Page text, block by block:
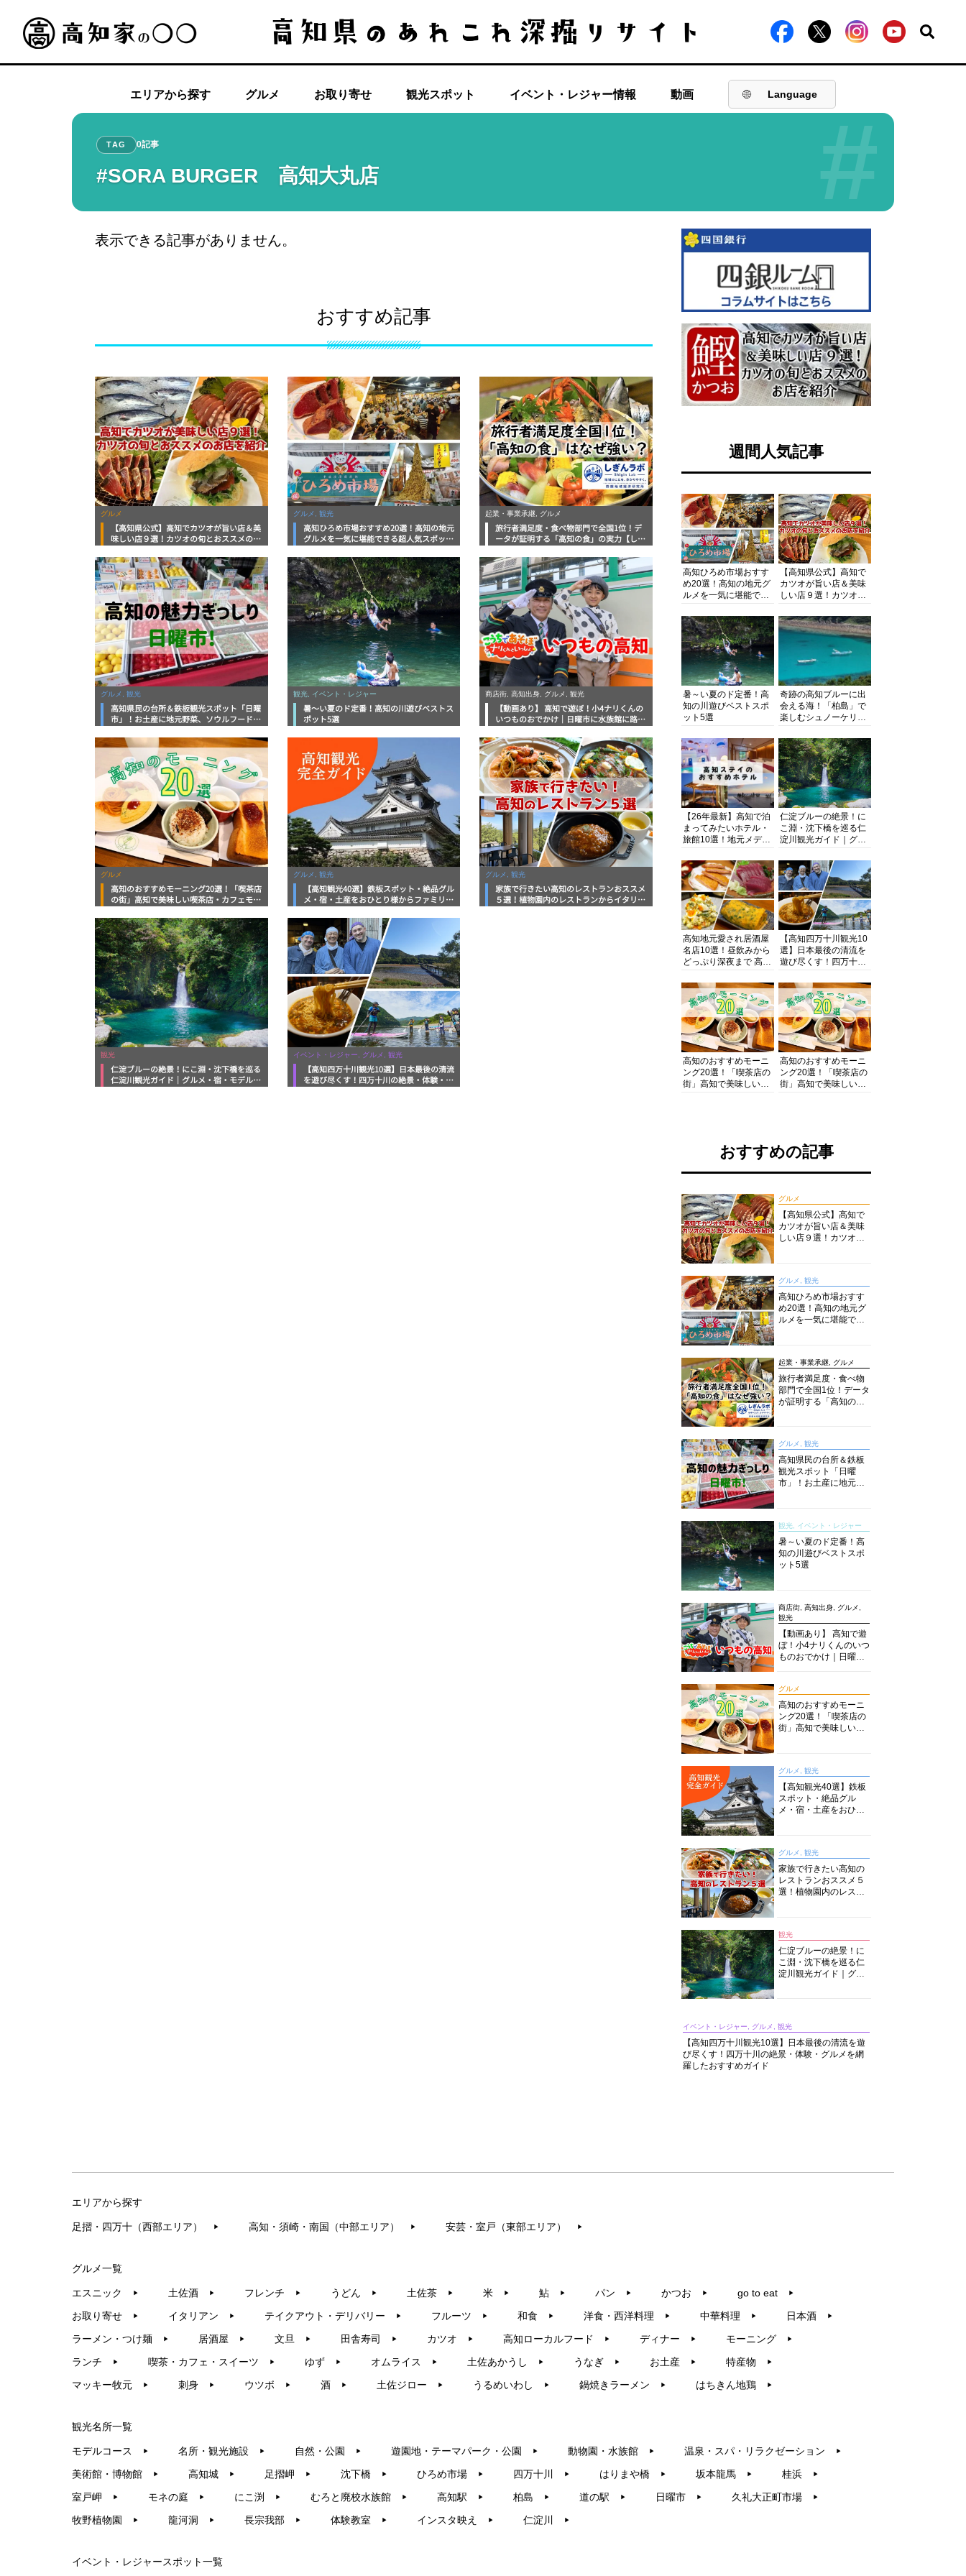
エリアから探す グルメ お取り寄せ 観光スポット イベント・レジャー情報 動画 Language
#
TAG 0記事
#SORA BURGER 高知大丸店
表示できる記事がありません。
おすすめ記事
グルメ
【高知県公式】高知でカツオが旨い店＆美
味しい店９選！カツオの旬とおススメのお
グルメ, 観光
高知ひろめ市場おすすめ20選！高知の地元
グルメを一気に堪能できる超人気スポット
起業・事業承継, グルメ
旅行者満足度・食べ物部門で全国1位！デ
ータが証明する「高知の食」の実力【しぎ
グルメ, 観光
高知県民の台所＆鉄板観光スポット「日曜
市」！お土産に地元野菜、ソウルフードま
底解説！
観光, イベント・レジャー
暑～い夏のド定番！高知の川遊びベストス
ポット5選
商店街, 高知出身, グルメ, 観光
【動画あり】 高知で遊ぼ！小4ナリくんの
いつものおでかけ｜日曜市に水族館に路面
グルメ
高知のおすすめモーニング20選！「喫茶店
の街」高知で美味しい喫茶店・カフェモー
グルメ, 観光
【高知観光40選】鉄板スポット・絶品グル
メ・宿・土産をおひとり様からファミリー
グルメ, 観光
家族で行きたい高知のレストランおススメ
５選！植物園内のレストランからイタリア
観光
仁淀ブルーの絶景！にこ淵・沈下橋を巡る
仁淀川観光ガイド｜グルメ・宿・モデルコ
イベント・レジャー, グルメ, 観光
【高知四万十川観光10選】日本最後の清流
を遊び尽くす！四万十川の絶景・体験・グ
週間人気記事
高知ひろめ市場おすす
め20選！高知の地元グ
ルメを一気に堪能でき
底解剖
【高知県公式】高知で
カツオが旨い店＆美味
しい店９選！カツオの
紹介
暑～い夏のド定番！高
知の川遊びベストスポ
ット5選
奇跡の高知ブルーに出
会える海！「柏島」で
楽しむシュノーケリン
浴にキャンプまで透明
度抜群の海の楽園を徹
底紹介
【26年最新】高知で泊
まってみたいホテル・
旅館10選！地元メディ
厳選
仁淀ブルーの絶景！に
こ淵・沈下橋を巡る仁
淀川観光ガイド｜グル
まで完全網羅！
高知地元愛され居酒屋
名店10選！昼飲みから
どっぷり深夜まで 高知
知グルメPro】
【高知四万十川観光10
選】日本最後の清流を
遊び尽くす！四万十川
を網羅したおすすめガ
イド
高知のおすすめモーニ
ング20選！「喫茶店の
街」高知で美味しい喫
高知のおすすめモーニ
ング20選！「喫茶店の
街」高知で美味しい喫
おすすめの記事
グルメ
【高知県公式】高知で
カツオが旨い店＆美味
しい店９選！カツオの
グルメ, 観光
高知ひろめ市場おすす
め20選！高知の地元グ
ルメを一気に堪能でき
起業・事業承継, グルメ
旅行者満足度・食べ物
部門で全国1位！データ
が証明する「高知の
グルメ, 観光
高知県民の台所＆鉄板
観光スポット「日曜
市」！お土産に地元野
説！
観光, イベント・レジャー
暑～い夏のド定番！高
知の川遊びベストスポ
ット5選
商店街, 高知出身, グルメ,
観光
【動画あり】 高知で遊
ぼ！小4ナリくんのいつ
ものおでかけ｜日曜市
グルメ
高知のおすすめモーニ
ング20選！「喫茶店の
街」高知で美味しい喫
グルメ, 観光
【高知観光40選】鉄板
スポット・絶品グル
メ・宿・土産をおひと
グルメ, 観光
家族で行きたい高知の
レストランおススメ５
選！植物園内のレスト
観光
仁淀ブルーの絶景！に
こ淵・沈下橋を巡る仁
淀川観光ガイド｜グル
イベント・レジャー, グルメ, 観光
【高知四万十川観光10選】日本最後の清流を遊
び尽くす！四万十川の絶景・体験・グルメを網
羅したおすすめガイド
エリアから探す
足摺・四万十（西部エリア） ▶︎ 高知・須崎・南国（中部エリア） ▶︎ 安芸・室戸（東部エリア） ▶︎
グルメ一覧
エスニック ▶︎ 土佐酒 ▶︎ フレンチ ▶︎ うどん ▶︎ 土佐茶 ▶︎ 米 ▶︎ 鮎 ▶︎ パン ▶︎ かつお ▶︎ go to eat ▶︎
お取り寄せ ▶︎ イタリアン ▶︎ テイクアウト・デリバリー ▶︎ フルーツ ▶︎ 和食 ▶︎ 洋食・西洋料理 ▶︎ 中華料理 ▶︎ 日本酒 ▶︎
ラーメン・つけ麺 ▶︎ 居酒屋 ▶︎ 文旦 ▶︎ 田舎寿司 ▶︎ カツオ ▶︎ 高知ローカルフード ▶︎ ディナー ▶︎ モーニング ▶︎
ランチ ▶︎ 喫茶・カフェ・スイーツ ▶︎ ゆず ▶︎ オムライス ▶︎ 土佐あかうし ▶︎ うなぎ ▶︎ お土産 ▶︎ 特産物 ▶︎
マッキー牧元 ▶︎ 刺身 ▶︎ ウツボ ▶︎ 酒 ▶︎ 土佐ジロー ▶︎ うるめいわし ▶︎ 鍋焼きラーメン ▶︎ はちきん地鶏 ▶︎
観光名所一覧
モデルコース ▶︎ 名所・観光施設 ▶︎ 自然・公園 ▶︎ 遊園地・テーマパーク・公園 ▶︎ 動物園・水族館 ▶︎ 温泉・スパ・リラクゼーション ▶︎
美術館・博物館 ▶︎ 高知城 ▶︎ 足摺岬 ▶︎ 沈下橋 ▶︎ ひろめ市場 ▶︎ 四万十川 ▶︎ はりまや橋 ▶︎ 坂本龍馬 ▶︎ 桂浜 ▶︎
室戸岬 ▶︎ モネの庭 ▶︎ にこ渕 ▶︎ むろと廃校水族館 ▶︎ 高知駅 ▶︎ 柏島 ▶︎ 道の駅 ▶︎ 日曜市 ▶︎ 久礼大正町市場 ▶︎
牧野植物園 ▶︎ 龍河洞 ▶︎ 長宗我部 ▶︎ 体験教室 ▶︎ インスタ映え ▶︎ 仁淀川 ▶︎
イベント・レジャースポット一覧